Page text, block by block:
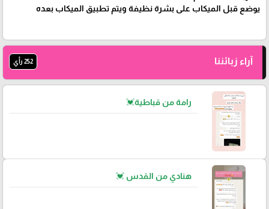
يوضع قبل الميكاب على بشرة نظيفة ويتم تطبيق الميكاب بعده
آراء زبائننا 252 رأي
رامة من قباطية💓
هنادي من القدس 💓